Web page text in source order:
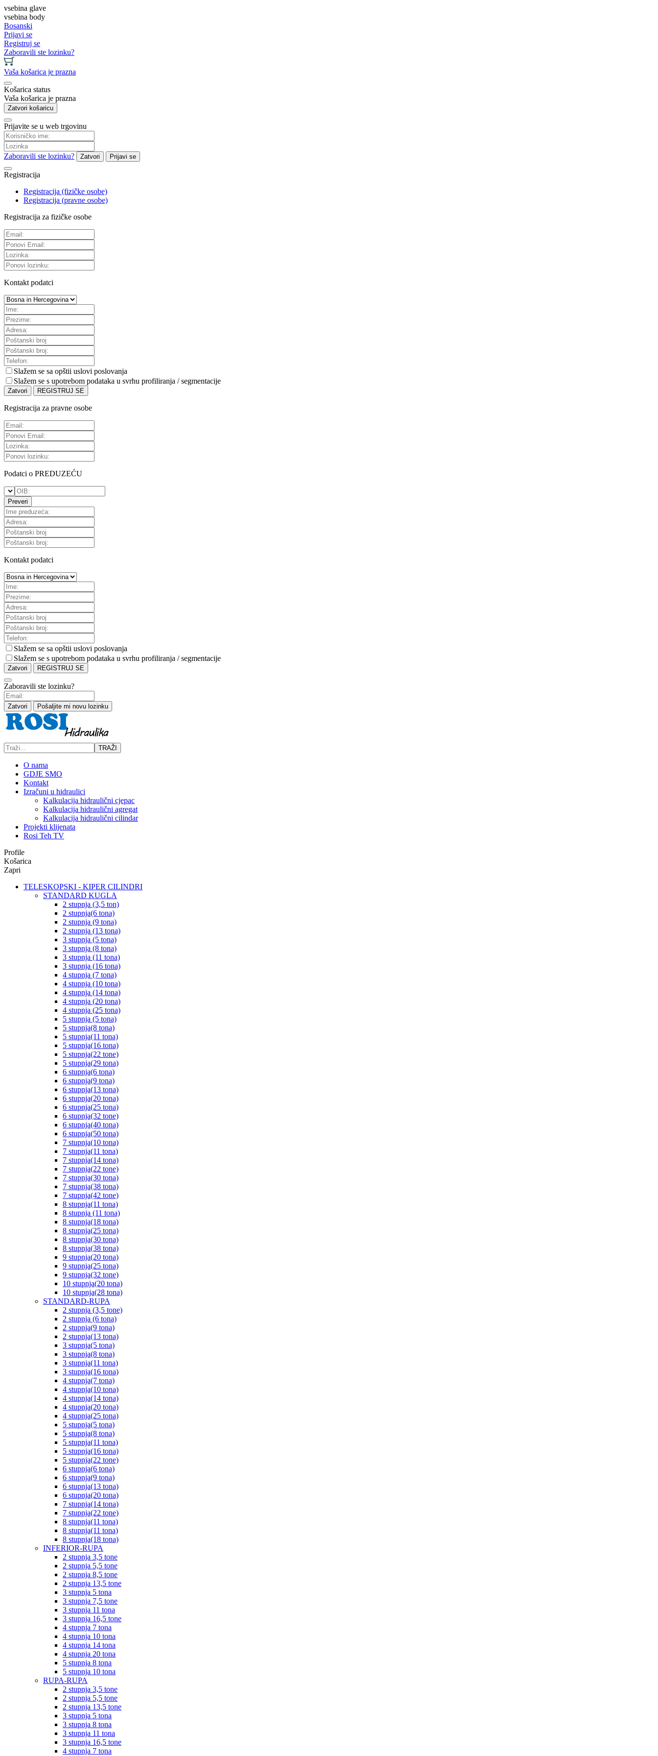
vsebina glave
vsebina body
Bosanski
Prijavi se
Registruj se
Zaboravili ste lozinku?
Vaša košarica je prazna
Košarica status
Vaša košarica je prazna
Zatvori košaricu
Prijavite se u web trgovinu
Zaboravili ste lozinku? Zatvori Prijavi se
Registracija
Registracija (fizičke osobe)
Registracija (pravne osobe)
Registracija za fizičke osobe
Kontakt podatci
Slažem se sa opštii uslovi poslovanja
Slažem se s upotrebom podataka u svrhu profiliranja / segmentacije
Zatvori REGISTRUJ SE
Registracija za pravne osobe
Podatci o PREDUZEĆU
Preveri
Kontakt podatci
Slažem se sa opštii uslovi poslovanja
Slažem se s upotrebom podataka u svrhu profiliranja / segmentacije
Zatvori REGISTRUJ SE
Zaboravili ste lozinku?
Zatvori Pošaljite mi novu lozinku
TRAŽI
O nama
GDJE SMO
Kontakt
Izračuni u hidraulici
Kalkulacija hidraulični cjepac
Kalkulacija hidraulični agregat
Kalkulacija hidraulični cilindar
Projekti klijenata
Rosi Teh TV
Profile
Košarica
Zapri
TELESKOPSKI - KIPER CILINDRI
STANDARD KUGLA
2 stupnja (3,5 ton)
2 stupnja(6 tona)
2 stupnja (9 tona)
2 stupnja (13 tona)
3 stupnja (5 tona)
3 stupnja (8 tona)
3 stupnja (11 tona)
3 stupnja (16 tona)
4 stupnja (7 tona)
4 stupnja (10 tona)
4 stupnja (14 tona)
4 stupnja (20 tona)
4 stupnja (25 tona)
5 stupnja (5 tona)
5 stupnja(8 tona)
5 stupnja(11 tona)
5 stupnja(16 tona)
5 stupnja(22 tone)
5 stupnja(29 tona)
6 stupnja(6 tona)
6 stupnja(9 tona)
6 stupnja(13 tona)
6 stupnja(20 tona)
6 stupnja(25 tona)
6 stupnja(32 tone)
6 stupnja(40 tona)
6 stupnja(50 tona)
7 stupnja(10 tona)
7 stupnja(11 tona)
7 stupnja(14 tona)
7 stupnja(22 tone)
7 stupnja(30 tona)
7 stupnja(38 tona)
7 stupnja(42 tone)
8 stupnja(11 tona)
8 stupnja (11 tona)
8 stupnja(18 tona)
8 stupnja(25 tona)
8 stupnja(30 tona)
8 stupnja(38 tona)
9 stupnja(20 tona)
9 stupnja(25 tona)
9 stupnja(32 tone)
10 stupnja(20 tona)
10 stupnja(28 tona)
STANDARD-RUPA
2 stupnja (3,5 tone)
2 stupnja (6 tona)
2 stupnja(9 tona)
2 stupnja(13 tona)
3 stupnja(5 tona)
3 stupnja(8 tona)
3 stupnja(11 tona)
3 stupnja(16 tona)
4 stupnja(7 tona)
4 stupnja(10 tona)
4 stupnja(14 tona)
4 stupnja(20 tona)
4 stupnja(25 tona)
5 stupnja(5 tona)
5 stupnja(8 tona)
5 stupnja(11 tona)
5 stupnja(16 tona)
5 stupnja(22 tone)
6 stupnja(6 tona)
6 stupnja(9 tona)
6 stupnja(13 tona)
6 stupnja(20 tona)
7 stupnja(14 tona)
7 stupnja(22 tone)
8 stupnja(11 tona)
8 stupnja(11 tona)
8 stupnja(18 tona)
INFERIOR-RUPA
2 stupnja 3,5 tone
2 stupnja 5,5 tone
2 stupnja 8,5 tone
2 stupnja 13,5 tone
3 stupnja 5 tona
3 stupnja 7,5 tone
3 stupnja 11 tona
3 stupnja 16,5 tone
4 stupnja 7 tona
4 stupnja 10 tona
4 stupnja 14 tona
4 stupnja 20 tona
5 stupnja 8 tona
5 stupnja 10 tona
RUPA-RUPA
2 stupnja 3,5 tone
2 stupnja 5,5 tone
2 stupnja 13,5 tone
3 stupnja 5 tona
3 stupnja 8 tona
3 stupnja 11 tona
3 stupnja 16,5 tone
4 stupnja 7 tona